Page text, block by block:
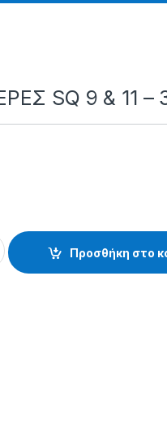
SQ 9 & 11 –
& 11 - 35.28.09.001 quantity
Προσθήκη στο